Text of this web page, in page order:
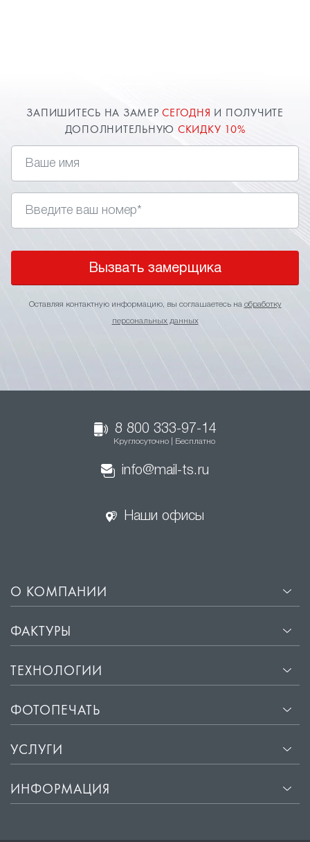
ЗАПИШИТЕСЬ НА ЗАМЕРСЕГОДНЯ И ПОЛУЧИТЕ
ДОПОЛНИТЕЛЬНУЮ СКИДКУ 10%
Вызвать замерщика
Оставляя контактную информацию, вы соглашаетесь на обработку
персональных данных
8 800 333-97-14
Круглосуточно | Бесплатно
info@mail-ts.ru
Наши офисы
О КОМПАНИИ
ФАКТУРЫ
ТЕХНОЛОГИИ
ФОТОПЕЧАТЬ
УСЛУГИ
ИНФОРМАЦИЯ